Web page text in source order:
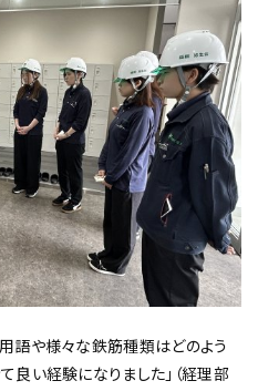
語や様々な鉄筋種類はどのよう
良い経験になりました」（経理部